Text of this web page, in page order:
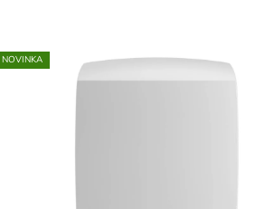
NOVINKA